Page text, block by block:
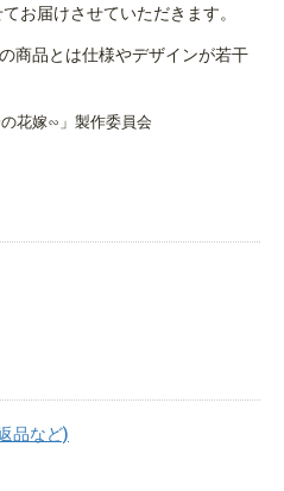
お届けさせていただきます。
商品とは仕様やデザインが若干
花嫁∽」製作委員会
品など)